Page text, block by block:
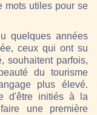
mots utiles pour se
quelques années
ceux qui ont su
souhaitent parfois,
du tourisme
plus élevé.
d'être initiés à la
une première